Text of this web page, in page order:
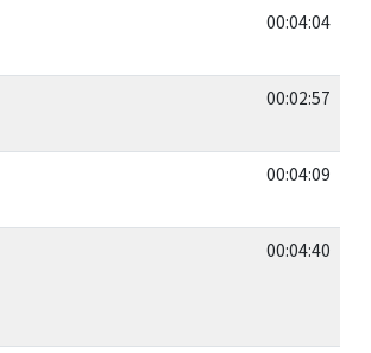
00:04:04
00:02:57
00:04:09
00:04:40